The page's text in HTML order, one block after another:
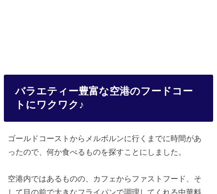
バラエティー豊富な空港のフードコー
トにワクワク♪
ゴールドコーストからメルボルンに行くまでに時間があ
ったので、何か食べるものを探すことにしました。
空港内ではあるものの、カフェからファストフード、そ
して目の前で大きなフライパンで調理してくれる中華料